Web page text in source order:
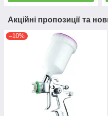
Акційні пропозиції та
–10%